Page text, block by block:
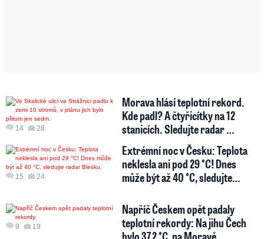
14 28
Morava hlásí teplotní rekord.
Kde padl? A čtyřicítky na 12
stanicích. Sledujte radar …
15 24
Extrémní noc v Česku: Teplota
neklesla ani pod 29 °C! Dnes
může být až 40 °C, sledujte…
9 19
Napříč Českem opět padaly
teplotní rekordy: Na jihu Čech